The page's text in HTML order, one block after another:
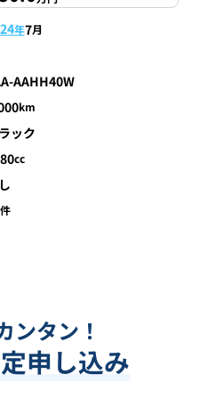
年7月
AAHH40W
km
ック
cc
件
ンタン！
申し込み